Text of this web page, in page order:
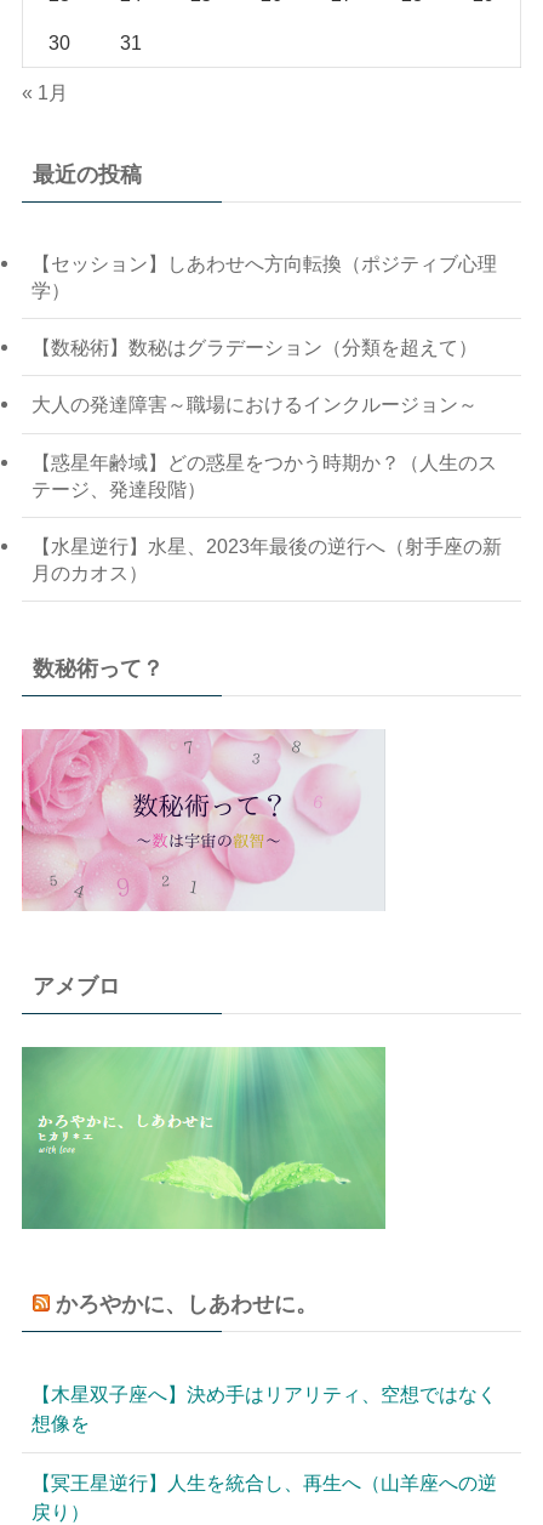
30 31
« 1月
最近の投稿
【セッション】しあわせへ方向転換（ポジティブ心理
学）
【数秘術】数秘はグラデーション（分類を超えて）
大人の発達障害～職場におけるインクルージョン～
【惑星年齢域】どの惑星をつかう時期か？（人生のス
テージ、発達段階）
【水星逆行】水星、2023年最後の逆行へ（射手座の新
月のカオス）
数秘術って？
アメブロ
かろやかに、しあわせに。
【木星双子座へ】決め手はリアリティ、空想ではなく
想像を
【冥王星逆行】人生を統合し、再生へ（山羊座への逆
戻り）